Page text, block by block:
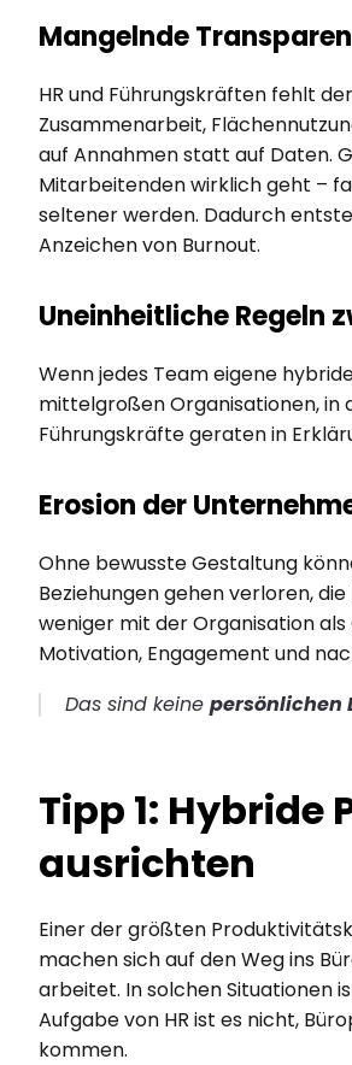
Mangelnde
HR und Führungskräften fehlt
Zusammenarbeit,
auf Annahmen statt auf Daten.
Mitarbeitenden wirklich geht –
seltener werden. Dadurch
Anzeichen von Burnout.
Uneinheitliche Regeln
Wenn jedes Team eigene
mittelgroßen Organisationen, in
Führungskräfte geraten in
Erosion der
Ohne bewusste Gestaltung
Beziehungen gehen verloren,
weniger mit der Organisation
Motivation, Engagement und
Das sind keine persönlichen
Tipp 1:
ausrichten
Einer der größten
machen sich auf den Weg ins
arbeitet. In solchen Situationen
Aufgabe von HR ist es nicht,
kommen.